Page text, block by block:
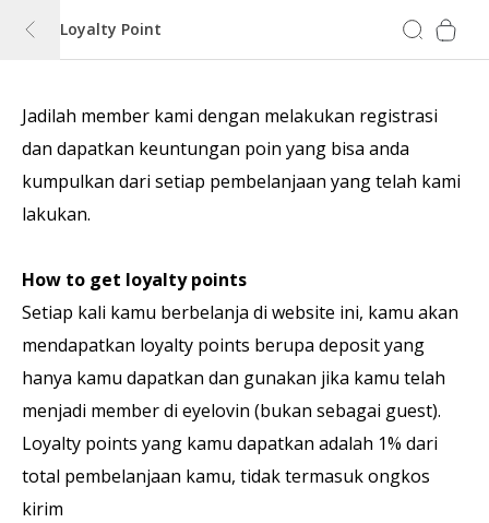
Loyalty Point
Jadilah member kami dengan melakukan registrasi
dan dapatkan keuntungan poin yang bisa anda
kumpulkan dari setiap pembelanjaan yang telah kami
lakukan.
How to get loyalty points
Setiap kali kamu berbelanja di website ini, kamu akan
mendapatkan loyalty points berupa deposit yang
hanya kamu dapatkan dan gunakan jika kamu telah
menjadi member di eyelovin (bukan sebagai guest).
Loyalty points yang kamu dapatkan adalah 1% dari
total pembelanjaan kamu, tidak termasuk ongkos
kirim